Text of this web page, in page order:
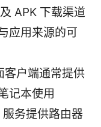
APK 下载渠道
应用来源的可
户端通常提供
记本使用
务提供路由器